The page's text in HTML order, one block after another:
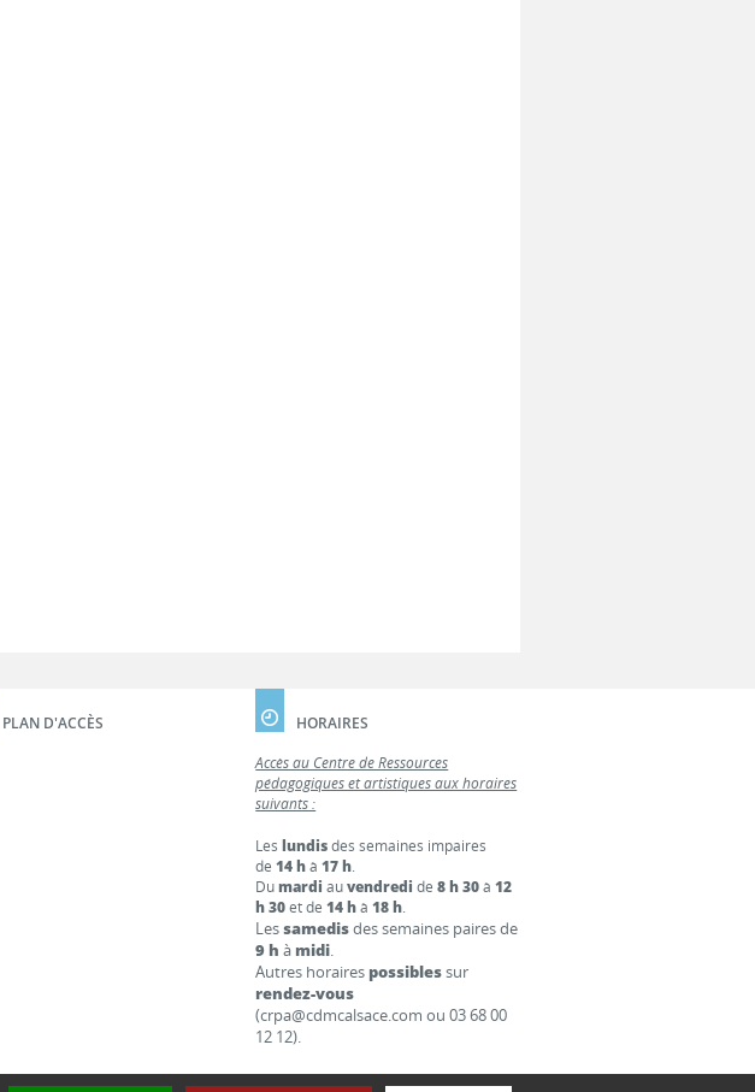
PLAN D'ACCÈS
HORAIRES
Accès au Centre de Ressources
pédagogiques et artistiques aux horaires
suivants :
Leslundisdes semaines impaires
de14 hà17 h.
Dumardi auvendredi de8 h 30à12
h 30et de14 hà18 h.
Lessamedisdes semaines paires de
9 h à midi.
Autres horaires possiblessur
rendez-vous
(crpa@cdmcalsace.com ou 03 68 00
12 12).